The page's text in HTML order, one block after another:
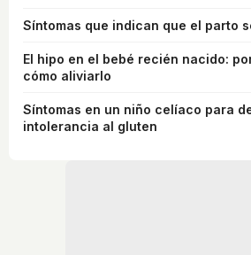
Síntomas que indican que el parto
El hipo en el bebé recién nacido:
cómo aliviarlo
Síntomas en un niño celíaco para
intolerancia al gluten